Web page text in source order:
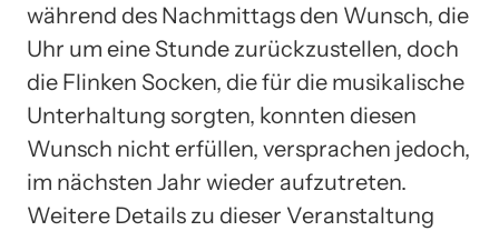
während des Nachmittags den Wunsch, die
Uhr um eine Stunde zurückzustellen, doch
die Flinken Socken, die für die musikalische
Unterhaltung sorgten, konnten diesen
Wunsch nicht erfüllen, versprachen jedoch,
im nächsten Jahr wieder aufzutreten.
Weitere Details zu dieser Veranstaltung